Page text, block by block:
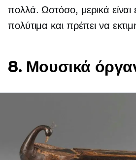
πολλά. Ωστόσο, μερικά είναι
πολύτιμα και πρέπει να
8. Μουσικά